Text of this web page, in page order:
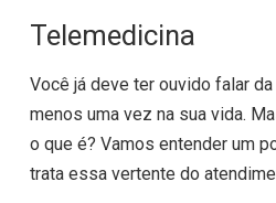
Telemedicina
Você já deve ter ouvido falar
menos uma vez na sua vida.
o que é? Vamos entender um
trata essa vertente do